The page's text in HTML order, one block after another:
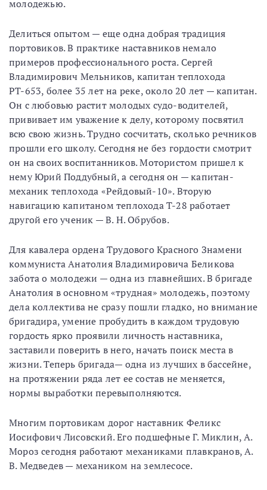
молодежью.
Делиться опытом — еще одна добрая традиция
портовиков. В практике наставников немало
примеров профессионального роста. Сергей
Владимирович Мельников, капитан теплохода
РТ-653, более 35 лет на реке, около 20 лет — капитан.
Он с любовью растит молодых судо-водителей,
прививает им уважение к делу, которому посвятил
всю свою жизнь. Трудно сосчитать, сколько речников
прошли его школу. Сегодня не без гордости смотрит
он на своих воспитанников. Мотористом пришел к
нему Юрий Поддубный, а сегодня он — капитан-
механик теплохода «Рейдовый-10». Вторую
навигацию капитаном теплохода Т-28 работает
другой его ученик — В. Н. Обрубов.
Для кавалера ордена Трудового Красного Знамени
коммуниста Анатолия Владимировича Беликова
забота о молодежи — одна из главнейших. В бригаде
Анатолия в основном «трудная» молодежь, поэтому
дела коллектива не сразу пошли гладко, но внимание
бригадира, умение пробудить в каждом трудовую
гордость ярко проявили личность наставника,
заставили поверить в него, начать поиск места в
жизни. Теперь бригада— одна из лучших в бассейне,
на протяжении ряда лет ее состав не меняется,
нормы выработки перевыполняются.
Многим портовикам дорог наставник Феликс
Иосифович Лисовский. Его подшефные Г. Миклин, А.
Мороз сегодня работают механиками плавкранов, А.
В. Медведев — механиком на землесосе.